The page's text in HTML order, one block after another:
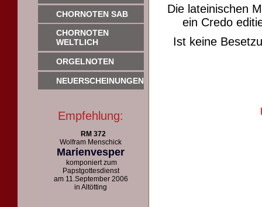
CHORNOTEN SAB
CHORNOTEN
WELTLICH
ORGELNOTEN
NEUERSCHEINUNGEN
Empfehlung:
RM 372
Wolfram Menschick
Marienvesper
komponiert zum
Papstgottesdienst
am 11.September 2006
in Altötting
Die lateinischen
ein Credo
Ist keine